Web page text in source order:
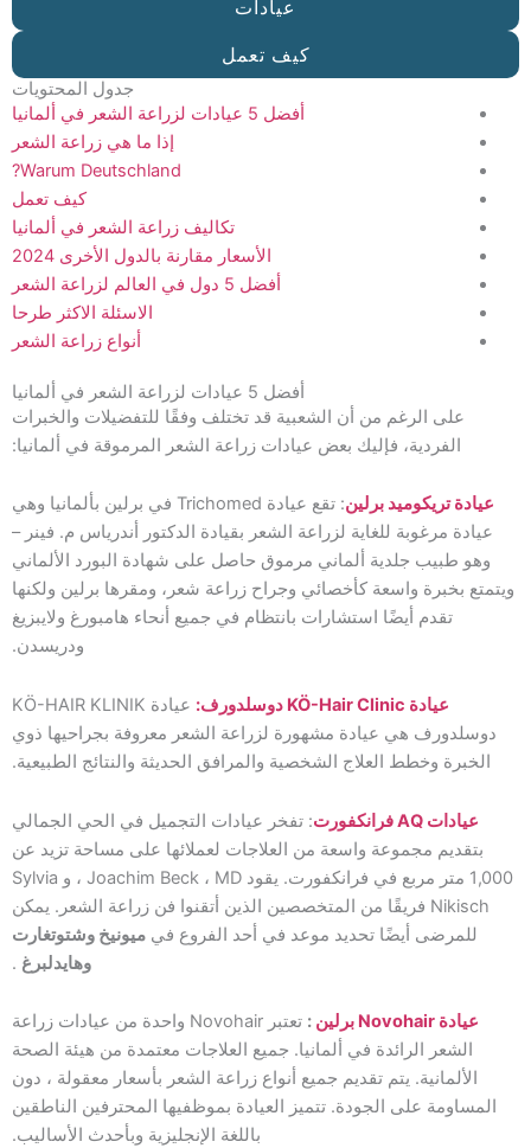
عيادات
كيف تعمل
جدول المحتويات
أفضل 5 عيادات لزراعة الشعر في ألمانيا
إذا ما هي زراعة الشعر
Warum Deutschland?
كيف تعمل
تكاليف زراعة الشعر في ألمانيا
الأسعار مقارنة بالدول الأخرى 2024
أفضل 5 دول في العالم لزراعة الشعر
الاسئلة الاكثر طرحا
أنواع زراعة الشعر
أفضل 5 عيادات لزراعة الشعر في ألمانيا
على الرغم من أن الشعبية قد تختلف وفقًا للتفضيلات والخبرات
الفردية، فإليك بعض عيادات زراعة الشعر المرموقة في ألمانيا:
عيادة تريكوميد برلين
: تقع عيادة Trichomed في برلين بألمانيا وهي
عيادة مرغوبة للغاية لزراعة الشعر بقيادة الدكتور أندرياس م. فينر –
وهو طبيب جلدية ألماني مرموق حاصل على شهادة البورد الألماني
ويتمتع بخبرة واسعة كأخصائي وجراح زراعة شعر، ومقرها برلين ولكنها
تقدم أيضًا استشارات بانتظام في جميع أنحاء هامبورغ ولايبزيغ
ودريسدن.
عيادة KÖ-Hair Clinic دوسلدورف:
عيادة KÖ-HAIR KLINIK
دوسلدورف هي عيادة مشهورة لزراعة الشعر معروفة بجراحيها ذوي
الخبرة وخطط العلاج الشخصية والمرافق الحديثة والنتائج الطبيعية.
عيادات AQ فرانكفورت
: تفخر عيادات التجميل في الحي الجمالي
بتقديم مجموعة واسعة من العلاجات لعملائها على مساحة تزيد عن
1,000 متر مربع في فرانكفورت. يقود Joachim Beck ، MD ، و Sylvia
Nikisch فريقًا من المتخصصين الذين أتقنوا فن زراعة الشعر. يمكن
للمرضى أيضًا تحديد موعد في أحد الفروع في ميونيخ وشتوتغارت
وهايدلبرغ .
عيادة Novohair برلين :
تعتبر Novohair واحدة من عيادات زراعة
الشعر الرائدة في ألمانيا. جميع العلاجات معتمدة من هيئة الصحة
الألمانية. يتم تقديم جميع أنواع زراعة الشعر بأسعار معقولة ، دون
المساومة على الجودة. تتميز العيادة بموظفيها المحترفين الناطقين
باللغة الإنجليزية وبأحدث الأساليب.